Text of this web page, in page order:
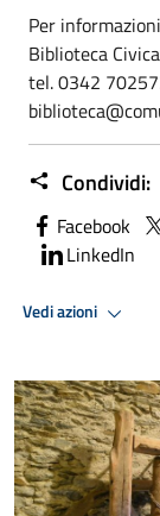
Per
Biblioteca
tel. 0342
Condividi:
Facebook
LinkedIn
Vedi azioni